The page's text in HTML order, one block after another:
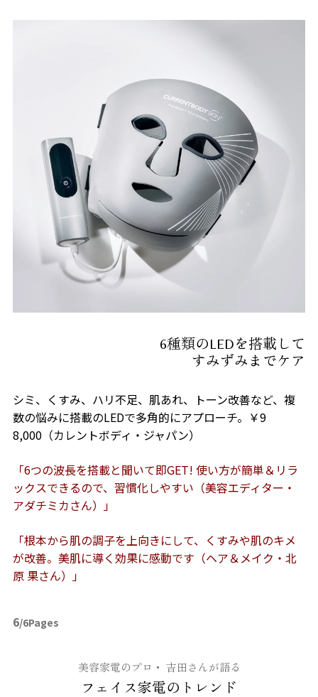
6種類のLEDを搭載して
すみずみまでケア
シミ、くすみ、ハリ不足、肌あれ、トーン改善など、複
数の悩みに搭載のLEDで多角的にアプローチ。￥9
8,000（カレントボディ・ジャパン）
「6つの波長を搭載と聞いて即GET! 使い方が簡単＆リラ
ックスできるので、習慣化しやすい（美容エディター・
アダチミカさん）」
「根本から肌の調子を上向きにして、くすみや肌のキメ
が改善。美肌に導く効果に感動です（ヘア＆メイク・北
原 果さん）」
6/6Pages
美容家電のプロ・ 吉田さんが語る
フェイス家電のトレンド